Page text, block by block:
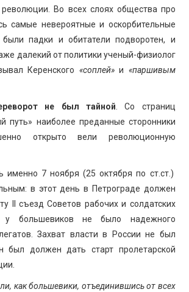
Во всех слоях общества про
самые невероятные и оскорбительные
падки и обитатели подворотен, и
далекий от политики ученый-физиолог
Керенского «соплей»и «паршивым
не был тайной . Со страниц
путь» наиболее преданные сторонники
открыто вели революционную
именно 7 ноября (25 октября по ст.ст.)
в этот день в Петрограде должен
II съезд Советов рабочих и солдатских
у большевиков не было надежного
Захват власти в России не был
должен дать старт пролетарской
как большевики, отъединившись от всех